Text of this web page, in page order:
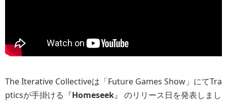
The Iterative Collectiveは「Future Games Show」にてTra
pticsが手掛ける『Homeseek』 のリリース日を発表しまし